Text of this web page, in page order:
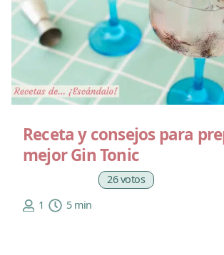
Receta y consejos para
mejor Gin Tonic
26 votos
1
5 min